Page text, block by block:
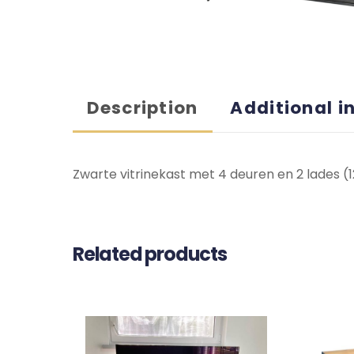
Description Additional
Zwarte vitrinekast met 4 deuren en 2 lades
Related products